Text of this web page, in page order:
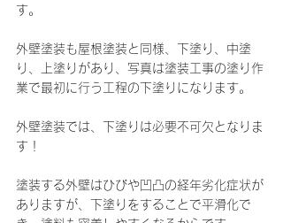
す。
外壁塗装も屋根塗装と同様、下塗り、中塗
り、上塗りがあり、写真は塗装工事の塗り作
業で最初に行う工程の下塗りになります。
外壁塗装では、下塗りは必要不可欠となりま
す！
塗装する外壁はひびや凹凸の経年劣化症状が
ありますが、下塗りをすることで平滑化で